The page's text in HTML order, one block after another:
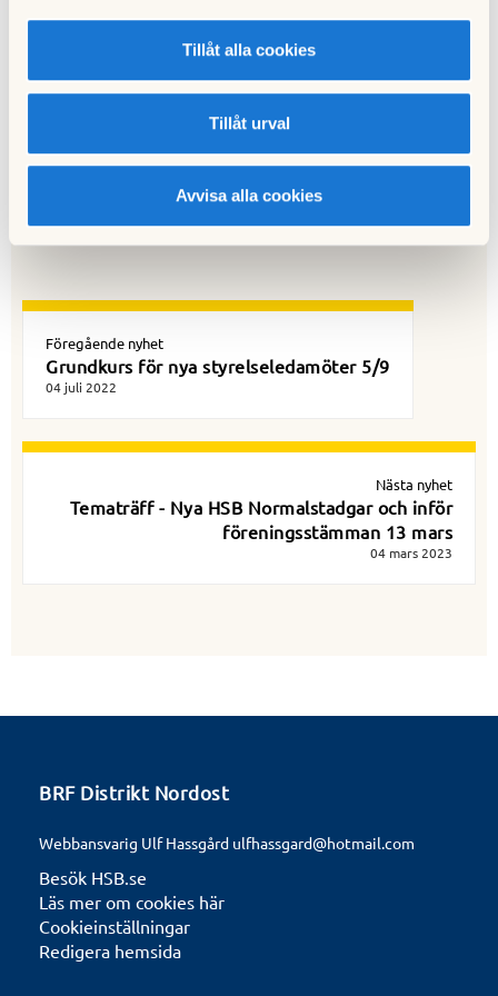
Tillåt alla cookies
Tillåt urval
Avvisa alla cookies
Till nyhetslistan
Sidansvarig:Ulf Hassgård
Föregående nyhet
Grundkurs för nya styrelseledamöter 5/9
04 juli 2022
Nästa nyhet
Tematräff - Nya HSB Normalstadgar och inför
föreningsstämman 13 mars
04 mars 2023
BRF Distrikt Nordost
Webbansvarig Ulf Hassgård ulfhassgard@hotmail.com
Besök HSB.se
Läs mer om cookies här
Cookieinställningar
Redigera hemsida